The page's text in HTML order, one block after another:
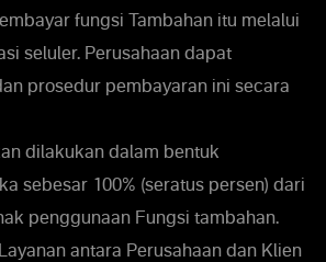
fungsi Tambahan itu melalui
seluler. Perusahaan dapat
prosedur pembayaran ini secara
dilakukan dalam bentuk
sebesar 100% (seratus persen) dari
penggunaan Fungsi tambahan.
antara Perusahaan dan Klien